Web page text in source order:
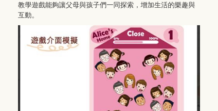
教學遊戲能夠讓父母與孩子們一同探索，增加生活的樂趣與
互動。